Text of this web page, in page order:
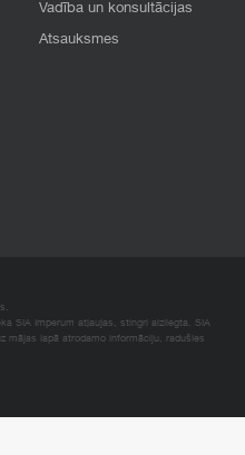
Vadība un konsultācijas
Atsauksmes
SIA Imperum atļaujas, stingri aizliegta. SIA
mājas lapā atrodamo informāciju, radušies